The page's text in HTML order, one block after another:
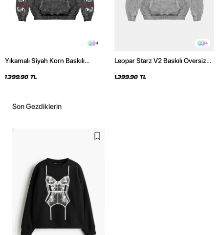
4
Yıkamalı Siyah Korn Baskılı
1.399,90 TL
4
Leopar Starz V2 Baskılı Oversize
Hoodie
1.399,90 TL
Son Gezdiklerin